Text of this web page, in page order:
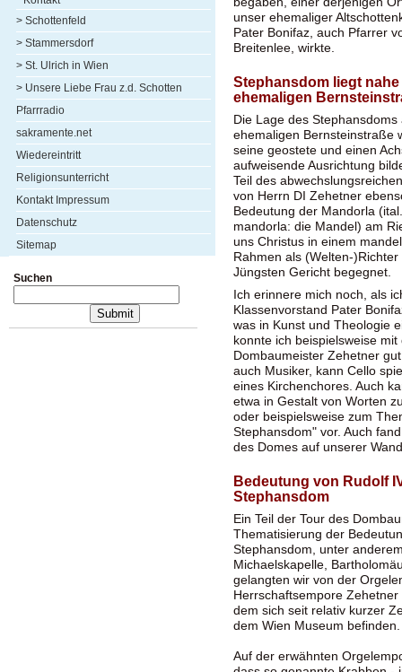
> Schottenfeld
> Stammersdorf
> St. Ulrich in Wien
> Unsere Liebe Frau z.d. Schotten
Pfarrradio
sakramente.net
Wiedereintritt
Religionsunterricht
Kontakt Impressum
Datenschutz
Sitemap
Suchen
unser ehemaliger
Pater Bonifaz, auch Pfarrer
Breitenlee, wirkte.
Stephansdom liegt nahe
ehemaligen
Die Lage des Stephansdoms
ehemaligen Bernsteinstraße
seine geostete und einen
aufweisende Ausrichtung
Teil des
von Herrn DI Zehetner
Bedeutung der Mandorla
mandorla: die Mandel) am
uns Christus in einem
Rahmen als (Welten-)Richter
Jüngsten Gericht begegnet.
Ich erinnere mich noch, als
Klassenvorstand Pater
was in Kunst und Theologie
konnte ich beispielsweise
Dombaumeister Zehetner
auch Musiker, kann Cello
eines Kirchenchores. Auch
etwa in Gestalt von Worten
oder beispielsweise zum
Stephansdom" vor. Auch
des Domes auf unserer
Bedeutung von Rudolf
Stephansdom
Ein Teil der Tour des
Thematisierung der
Stephansdom, unter
Michaelskapelle,
gelangten wir von der
Herrschaftsempore
dem sich seit relativ kurzer
dem Wien Museum
Auf der erwähnten